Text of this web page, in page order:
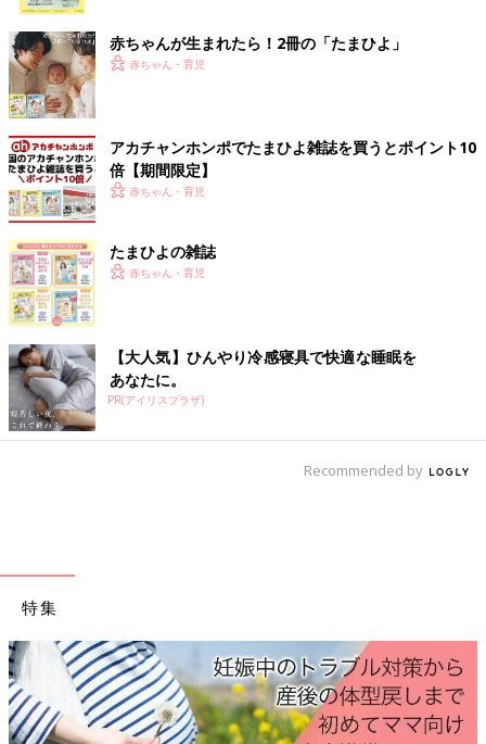
ところで、今、乗っている子ども乗せ自転車に「TSマーク」
貼付されていませんか？
「TSマーク」は、自転車安全整備士が点検整備した自転車につ
けられるもので、このマークには、傷害保険と個人賠償責任保険
がついています。青と赤の２種類あり、賠償額は青が1000万
円、赤が１億円 です。
「その自転車を運転する人が対象となるので、
のために夫婦で自転車を共有している場合などは、ママが乗って
いるときもパパが乗っているときも補償されます。ただし、保険
の有効期間は１年間。有効期限が切れたのに気づかず、そのまま
乗り続けることがないように注意して」（前野さん）
関連：双子や年子ママ待望の「ふたごじてんしゃ」誕生秘話
義務化が進んでいるのが実は「自転車保険」ではない、というの
は驚きでした。個人賠償責任保険に入っていればいいんですね。
「新たに『自転車保険』に加入するより、何かしらの保険に特約
として『個人賠償責任保険』をつけるほうが、保険料が安くてお
材・文／東 裕美、ひよこクラブ編集部）
■監修／前野彩さん
ファイナンシャルプランナー（FP）。中学校・高等学校の養護
教諭から、結婚・住宅購入・加入保険会社の破綻などを経験し、
自らのお金に対する知識不足を痛感。01年FPに転身し、08年
赤ちゃんが生まれたら！2冊の「たまひよ」
赤ちゃん・育児
アカチャンホンポでたまひよ雑誌を買うとポイント10
倍【期間限定】
赤ちゃん・育児
たまひよの雑誌
赤ちゃん・育児
【大人気】ひんやり冷感寝具で快適な睡眠を
あなたに。
PR(アイリスプラザ)
Recommended by
特集